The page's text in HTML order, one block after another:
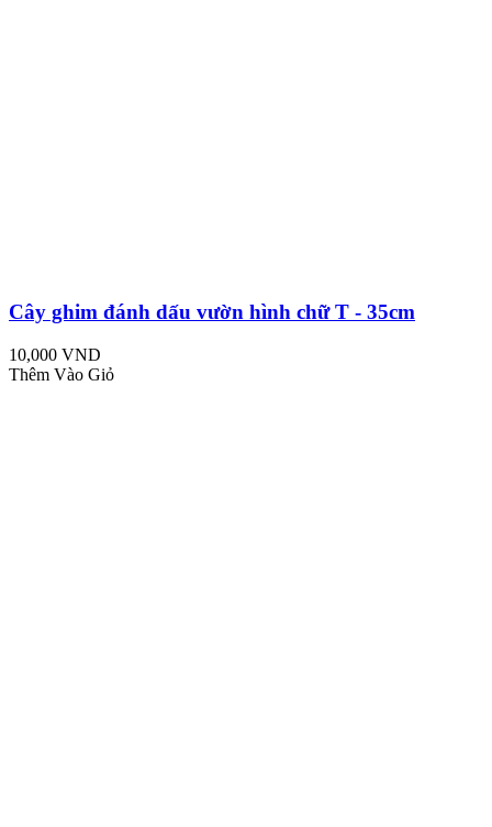
Cây ghim đánh dấu vườn hình chữ T - 35cm
10,000 VND
Thêm Vào Giỏ